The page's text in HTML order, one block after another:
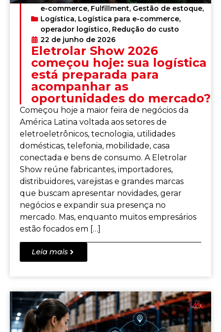
e-commerce, Fulfillment, Gestão de estoque,
Logística, Logística para e-commerce,
operador logístico, Redução do custo
22 de junho de 2026
Eletrolar Show 2026
começou hoje: sua logística
está preparada para
acompanhar as
oportunidades do mercado?
Começou hoje a maior feira de negócios da
América Latina voltada aos setores de
eletroeletrônicos, tecnologia, utilidades
domésticas, telefonia, mobilidade, casa
conectada e bens de consumo. A Eletrolar
Show reúne fabricantes, importadores,
distribuidores, varejistas e grandes marcas
que buscam apresentar novidades, gerar
negócios e expandir sua presença no
mercado. Mas, enquanto muitos empresários
estão focados em […]
Leia mais